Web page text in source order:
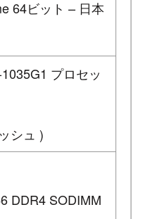
64ビット – 日本
プロセッ
シュ )
DDR4 SODIMM